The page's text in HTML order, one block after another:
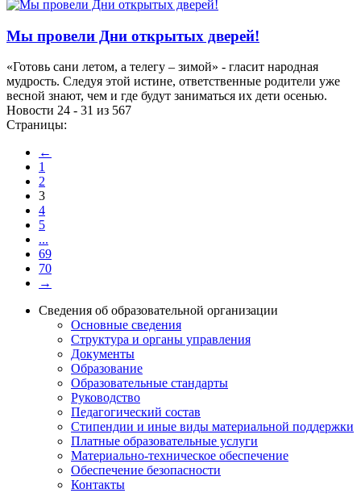
Мы провели Дни открытых дверей!
«Готовь сани летом, а телегу – зимой» - гласит народная
мудрость. Следуя этой истине, ответственные родители уже
весной знают, чем и где будут заниматься их дети осенью.
Новости 24 - 31 из 567
Страницы:
←
1
2
3
4
5
...
69
70
→
Сведения об образовательной организации
Основные сведения
Структура и органы управления
Документы
Образование
Образовательные стандарты
Руководство
Педагогический состав
Стипендии и иные виды материальной поддержки
Платные образовательные услуги
Материально-техническое обеспечение
Обеспечение безопасности
Контакты